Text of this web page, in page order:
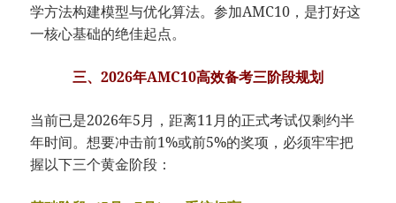
学方法构建模型与优化算法。参加AMC10，是打好这
一核心基础的绝佳起点。
三、2026年AMC10高效备考三阶段规划
当前已是2026年5月，距离11月的正式考试仅剩约半
年时间。想要冲击前1%或前5%的奖项，必须牢牢把
握以下三个黄金阶段：